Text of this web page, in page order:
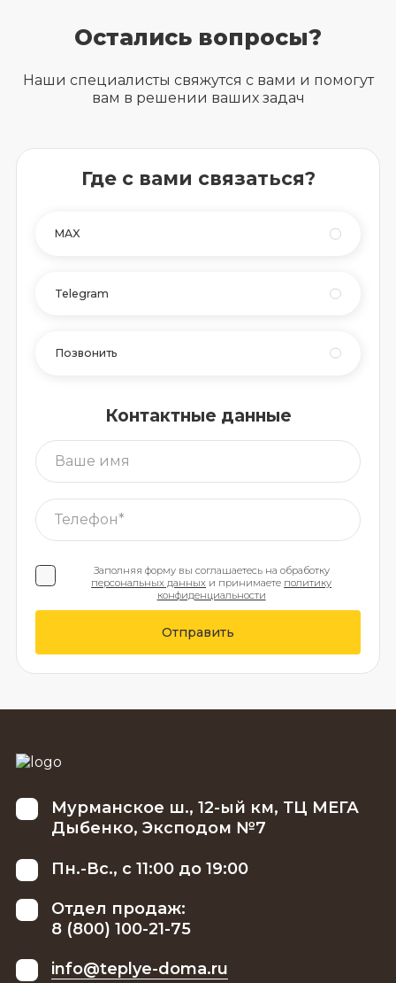
Остались вопросы?
Наши специалисты свяжутся с вами и помогут
вам в решении ваших задач
Где с вами связаться?
MAX
Telegram
Позвонить
Контактные данные
Заполняя форму вы соглашаетесь на обработку
персональных данных и принимаете политику
конфиденциальности
Отправить
Мурманское ш., 12-ый км, ТЦ МЕГА
Дыбенко, Эксподом №7
Пн.-Вс., с 11:00 до 19:00
Отдел продаж:
8 (800) 100-21-75
info@teplye-doma.ru